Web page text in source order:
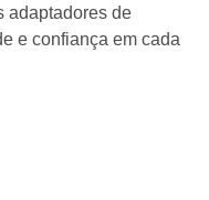
adaptadores de
e confiança em cada